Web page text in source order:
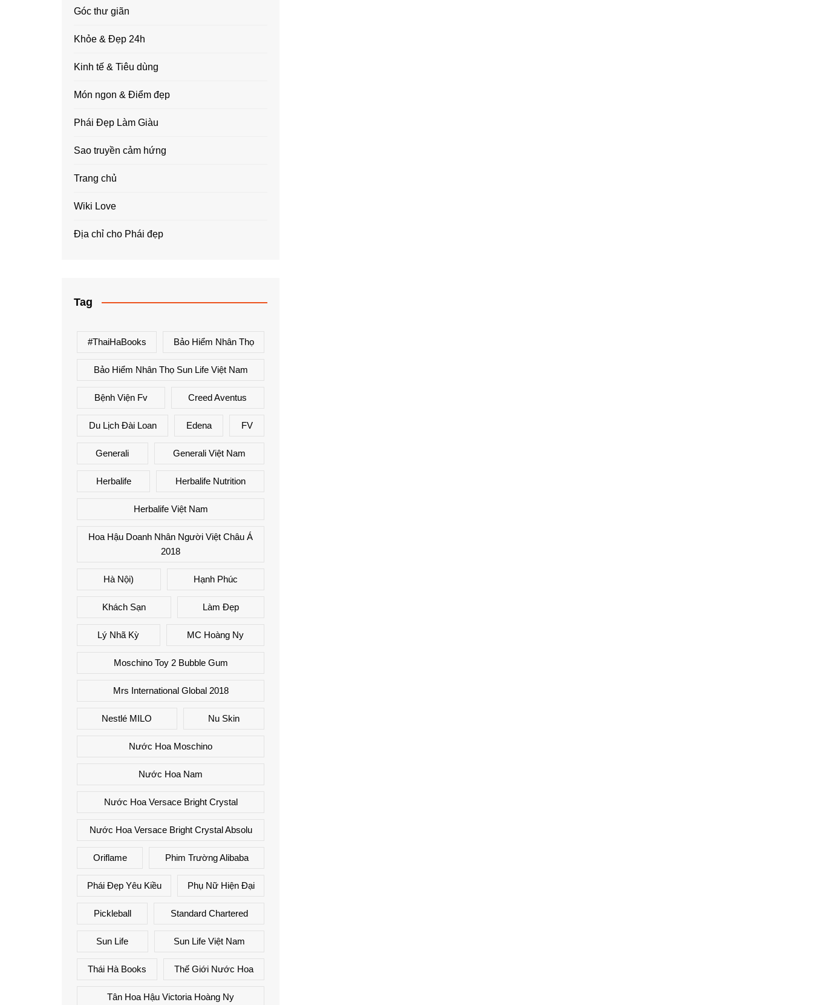
Góc thư giãn
Khỏe & Đẹp 24h
Kinh tế & Tiêu dùng
Món ngon & Điểm đẹp
Phái Đẹp Làm Giàu
Sao truyền cảm hứng
Trang chủ
Wiki Love
Địa chỉ cho Phái đẹp
Tag
#ThaiHaBooks Bảo Hiểm Nhân Thọ
Bảo Hiểm Nhân Thọ Sun Life Việt Nam
Bệnh Viện Fv Creed Aventus
Du Lịch Đài Loan Edena FV
Generali Generali Việt Nam
Herbalife Herbalife Nutrition
Herbalife Việt Nam
Hoa Hậu Doanh Nhân Người Việt Châu Á
2018
Hà Nội) Hạnh Phúc
Khách Sạn Làm Đẹp
Lý Nhã Kỳ MC Hoàng Ny
Moschino Toy 2 Bubble Gum
Mrs International Global 2018
Nestlé MILO Nu Skin
Nước Hoa Moschino
Nước Hoa Nam
Nước Hoa Versace Bright Crystal
Nước Hoa Versace Bright Crystal Absolu
Oriflame Phim Trường Alibaba
Phái Đẹp Yêu Kiều Phụ Nữ Hiện Đại
Pickleball Standard Chartered
Sun Life Sun Life Việt Nam
Thái Hà Books Thế Giới Nước Hoa
Tân Hoa Hậu Victoria Hoàng Ny